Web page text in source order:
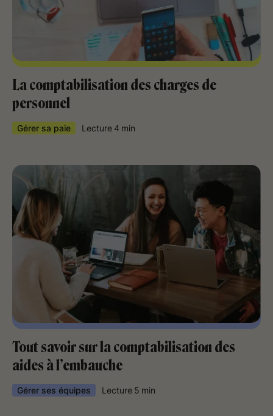
La comptabilisation des charges de
personnel
Gérer sa paie Lecture 4 min
Tout savoir sur la comptabilisation des
aides à l’embauche
Gérer ses équipes Lecture 5 min